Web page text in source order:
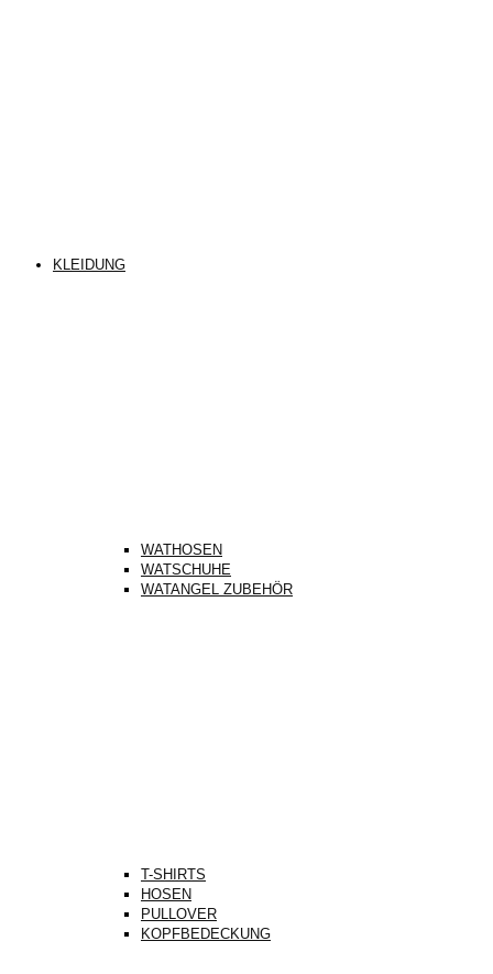
KLEIDUNG
WATHOSEN
WATSCHUHE
WATANGEL ZUBEHÖR
T-SHIRTS
HOSEN
PULLOVER
KOPFBEDECKUNG